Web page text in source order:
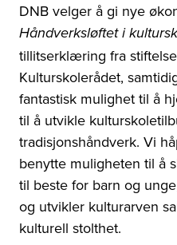
DNB velger å gi nye
Håndverksløftet i
tillitserklæring fra
Kulturskolerådet,
fantastisk mulighet til å
til å utvikle
tradisjonshåndverk. Vi
benytte muligheten til å
til beste for barn og
og utvikler kulturarven
kulturell stolthet.